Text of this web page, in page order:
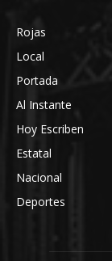
Rojas
Local
Portada
Al Instante
Hoy Escriben
Estatal
Nacional
Deportes